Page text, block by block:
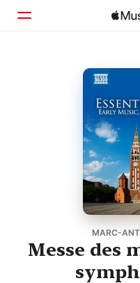
MARC-
Messe des